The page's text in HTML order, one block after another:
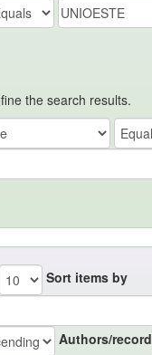
the search results.
Sort items by
Authors/record